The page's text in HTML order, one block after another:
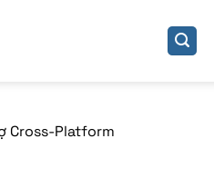
Cross-Platform